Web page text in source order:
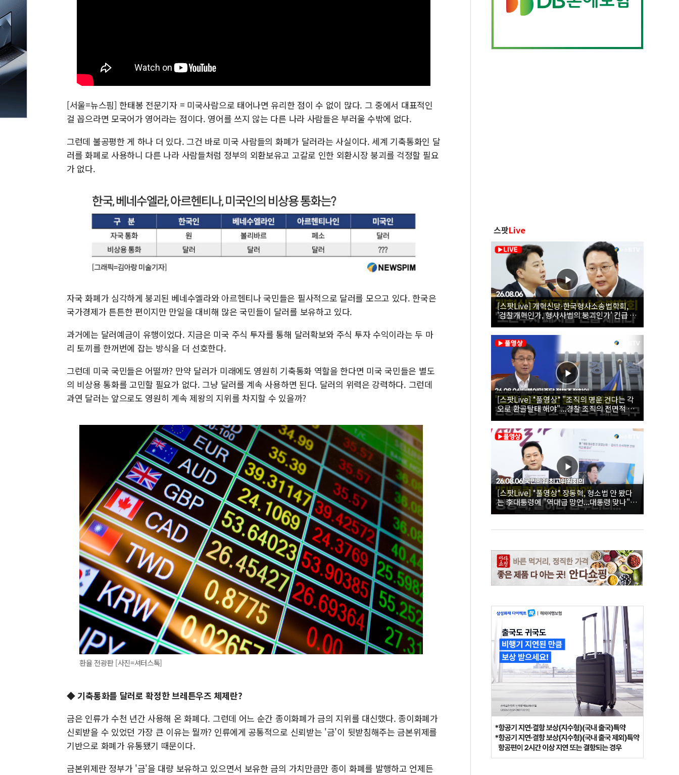
[서울=뉴스핌] 한태봉 전문기자 = 미국사람으로 태어나면 유리한 점이 수 없이 많다. 그 중에서 대표적인
걸 꼽으라면 모국어가 영어라는 점이다. 영어를 쓰지 않는 다른 나라 사람들은 부러울 수밖에 없다.
그런데 불공평한 게 하나 더 있다. 그건 바로 미국 사람들의 화폐가 달러라는 사실이다. 세계 기축통화인 달
러를 화폐로 사용하니 다른 나라 사람들처럼 정부의 외환보유고 고갈로 인한 외환시장 붕괴를 걱정할 필요
가 없다.
자국 화폐가 심각하게 붕괴된 베네수엘라와 아르헨티나 국민들은 필사적으로 달러를 모으고 있다. 한국은
국가경제가 튼튼한 편이지만 만일을 대비해 많은 국민들이 달러를 보유하고 있다.
과거에는 달러예금이 유행이었다. 지금은 미국 주식 투자를 통해 달러확보와 주식 투자 수익이라는 두 마
리 토끼를 한꺼번에 잡는 방식을 더 선호한다.
그런데 미국 국민들은 어떨까? 만약 달러가 미래에도 영원히 기축통화 역할을 한다면 미국 국민들은 별도
의 비상용 통화를 고민할 필요가 없다. 그냥 달러를 계속 사용하면 된다. 달러의 위력은 강력하다. 그런데
과연 달러는 앞으로도 영원히 계속 제왕의 지위를 차지할 수 있을까?
환율 전광판 [사진=셔터스톡]
◆ 기축통화를 달러로 확정한 브레튼우즈 체제란?
금은 인류가 수천 년간 사용해 온 화폐다. 그런데 어느 순간 종이화폐가 금의 지위를 대신했다. 종이화폐가
신뢰받을 수 있었던 가장 큰 이유는 뭘까? 인류에게 공통적으로 신뢰받는 '금'이 뒷받침해주는 금본위제를
기반으로 화폐가 유통됐기 때문이다.
금본위제란 정부가 '금'을 대량 보유하고 있으면서 보유한 금의 가치만큼만 종이 화폐를 발행하고 언제든
스팟Live
[스팟Live] 개혁신당·한국형사소송법학회,
'검찰개혁인가, 형사사법의 붕괴인가' 긴급 세
미나｜26.08.06
[스팟Live] *풀영상* "조직의 명운 건다는 각
오로 환골탈태 해야"...경찰 조직의 전면적 쇄
신 촉구한 한병도 | 26.08.06 더불어민주당 정
책조정회의
[스팟Live] *풀영상* 장동혁, 형소법 안 봤다
는 李대통령에 "역대급 망언...대통령 맞나"｜
26.08.06 국민의힘 최고위원회의